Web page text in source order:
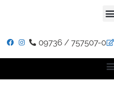
09736 / 757507-0